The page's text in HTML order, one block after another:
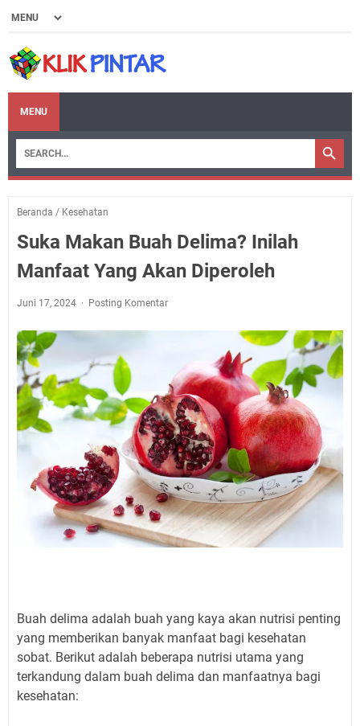
MENU
Beranda / Kesehatan
Suka Makan Buah Delima? Inilah
Manfaat Yang Akan Diperoleh
Juni 17, 2024 Posting Komentar
Buah delima adalah buah yang kaya akan nutrisi penting
yang memberikan banyak manfaat bagi kesehatan
sobat. Berikut adalah beberapa nutrisi utama yang
terkandung dalam buah delima dan manfaatnya bagi
kesehatan: